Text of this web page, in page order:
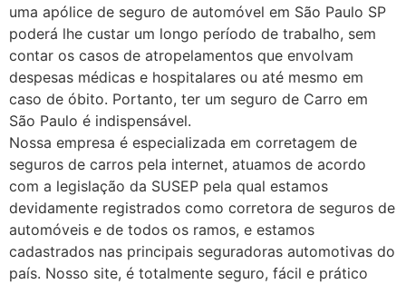
uma apólice de seguro de automóvel em São Paulo SP
poderá lhe custar um longo período de trabalho, sem
contar os casos de atropelamentos que envolvam
despesas médicas e hospitalares ou até mesmo em
caso de óbito. Portanto, ter um seguro de Carro em
São Paulo é indispensável.
Nossa empresa é especializada em corretagem de
seguros de carros pela internet, atuamos de acordo
com a legislação da SUSEP pela qual estamos
devidamente registrados como corretora de seguros de
automóveis e de todos os ramos, e estamos
cadastrados nas principais seguradoras automotivas do
país. Nosso site, é totalmente seguro, fácil e prático